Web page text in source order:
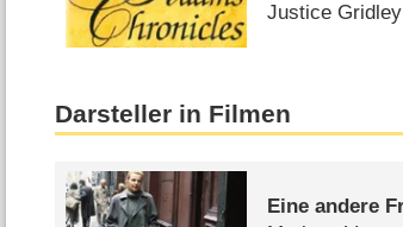
Justice Gridley
Darsteller in Filmen
Eine andere